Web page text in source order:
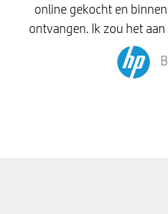
online gekocht en
ontvangen. Ik zou het